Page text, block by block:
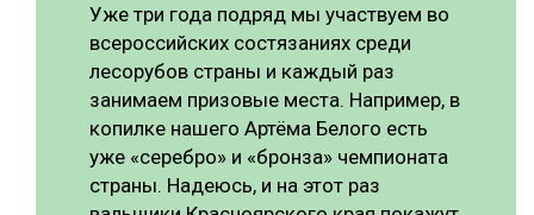
Уже три года подряд мы участвуем во
всероссийских состязаниях среди
лесорубов страны и каждый раз
занимаем призовые места. Например, в
копилке нашего Артёма Белого есть
уже «серебро» и «бронза» чемпионата
страны. Надеюсь, и на этот раз